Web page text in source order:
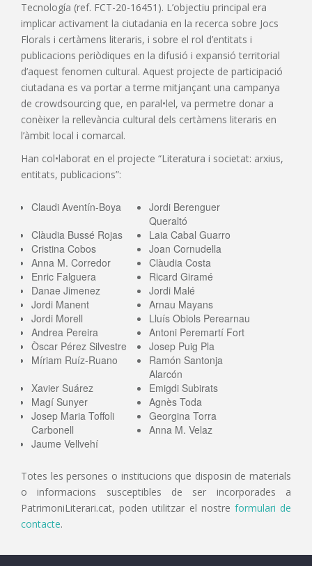
Tecnología (ref. FCT-20-16451). L’objectiu principal era
implicar activament la ciutadania en la recerca sobre Jocs
Florals i certàmens literaris, i sobre el rol d’entitats i
publicacions periòdiques en la difusió i expansió territorial
d’aquest fenomen cultural. Aquest projecte de participació
ciutadana es va portar a terme mitjançant una campanya
de crowdsourcing que, en paral•lel, va permetre donar a
conèixer la rellevància cultural dels certàmens literaris en
l’àmbit local i comarcal.
Han col•laborat en el projecte “Literatura i societat: arxius,
entitats, publicacions”:
Claudi Aventín-Boya
Jordi Berenguer
Queraltó
Clàudia Bussé Rojas
Laia Cabal Guarro
Cristina Cobos
Joan Cornudella
Anna M. Corredor
Clàudia Costa
Enric Falguera
Ricard Giramé
Danae Jimenez
Jordi Malé
Jordi Manent
Arnau Mayans
Jordi Morell
Lluís Obiols Perearnau
Andrea Pereira
Antoni Peremartí Fort
Òscar Pérez Silvestre
Josep Puig Pla
Míriam Ruíz-Ruano
Ramón Santonja
Alarcón
Xavier Suárez
Emigdi Subirats
Magí Sunyer
Agnès Toda
Josep Maria Toffoli
Carbonell
Georgina Torra
Anna M. Velaz
Jaume Vellvehí
Totes les persones o institucions que disposin de materials
o informacions susceptibles de ser incorporades a
PatrimoniLiterari.cat, poden utilitzar el nostre formulari de
contacte.